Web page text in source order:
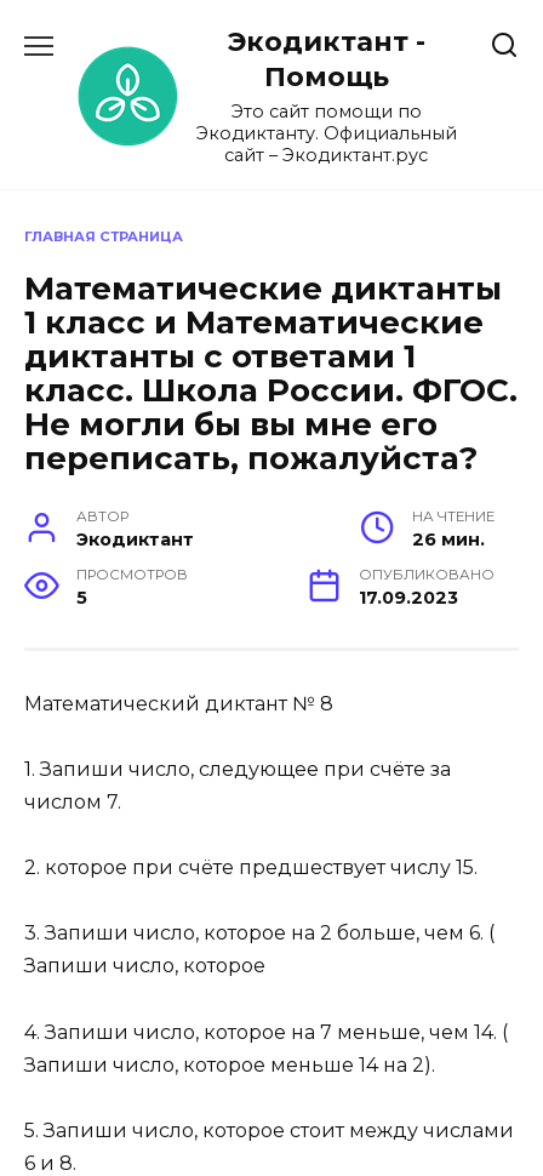
содержанию
Экодиктант -
Помощь
Это сайт помощи по
Экодиктанту. Официальный
сайт – Экодиктант.рус
ГЛАВНАЯ СТРАНИЦА
Математические диктанты
1 класс и Математические
диктанты с ответами 1
класс. Школа России. ФГОС.
Не могли бы вы мне его
переписать, пожалуйста?
АВТОР
Экодиктант
НА ЧТЕНИЕ
26 мин.
ПРОСМОТРОВ
5
ОПУБЛИКОВАНО
17.09.2023
Математический диктант № 8
1. Запиши число, следующее при счёте за
числом 7.
2. которое при счёте предшествует числу 15.
3. Запиши число, которое на 2 больше, чем 6. (
Запиши число, которое
4. Запиши число, которое на 7 меньше, чем 14. (
Запиши число, которое меньше 14 на 2).
5. Запиши число, которое стоит между числами
6 и 8.